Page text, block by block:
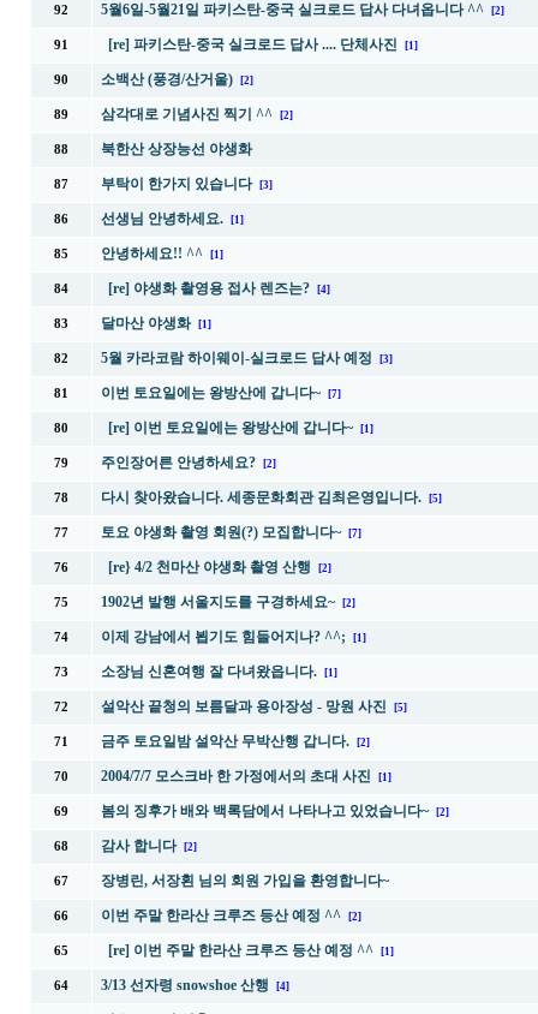
92 5월6일-5월21일 파키스탄-중국 실크로드 답사 다녀옵니다 ^^ [2]
91 [re] 파키스탄-중국 실크로드 답사 .... 단체사진 [1]
90 소백산 (풍경/산거울) [2]
89 삼각대로 기념사진 찍기 ^^ [2]
88 북한산 상장능선 야생화
87 부탁이 한가지 있습니다 [3]
86 선생님 안녕하세요. [1]
85 안녕하세요!! ^^ [1]
84 [re] 야생화 촬영용 접사 렌즈는? [4]
83 달마산 야생화 [1]
82 5월 카라코람 하이웨이-실크로드 답사 예정 [3]
81 이번 토요일에는 왕방산에 갑니다~ [7]
80 [re] 이번 토요일에는 왕방산에 갑니다~ [1]
79 주인장어른 안녕하세요? [2]
78 다시 찾아왔습니다. 세종문화회관 김최은영입니다. [5]
77 토요 야생화 촬영 회원(?) 모집합니다~ [7]
76 [re} 4/2 천마산 야생화 촬영 산행 [2]
75 1902년 발행 서울지도를 구경하세요~ [2]
74 이제 강남에서 뵙기도 힘들어지나? ^^; [1]
73 소장님 신혼여행 잘 다녀왔읍니다. [1]
72 설악산 끝청의 보름달과 용아장성 - 망원 사진 [5]
71 금주 토요일밤 설악산 무박산행 갑니다. [2]
70 2004/7/7 모스크바 한 가정에서의 초대 사진 [1]
69 봄의 징후가 배와 백록담에서 나타나고 있었습니다~ [2]
68 감사 합니다 [2]
67 장병린, 서장횐 님의 회원 가입을 환영합니다~
66 이번 주말 한라산 크루즈 등산 예정 ^^ [2]
65 [re] 이번 주말 한라산 크루즈 등산 예정 ^^ [1]
64 3/13 선자령 snowshoe 산행 [4]